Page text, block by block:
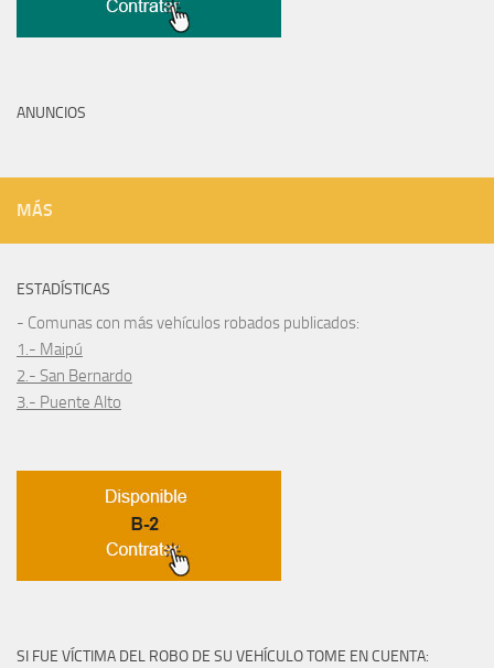
ANUNCIOS
MÁS
ESTADÍSTICAS
- Comunas con más vehículos robados publicados:
1.- Maipú
2.- San Bernardo
3.- Puente Alto
SI FUE VÍCTIMA DEL ROBO DE SU VEHÍCULO TOME EN CUENTA: